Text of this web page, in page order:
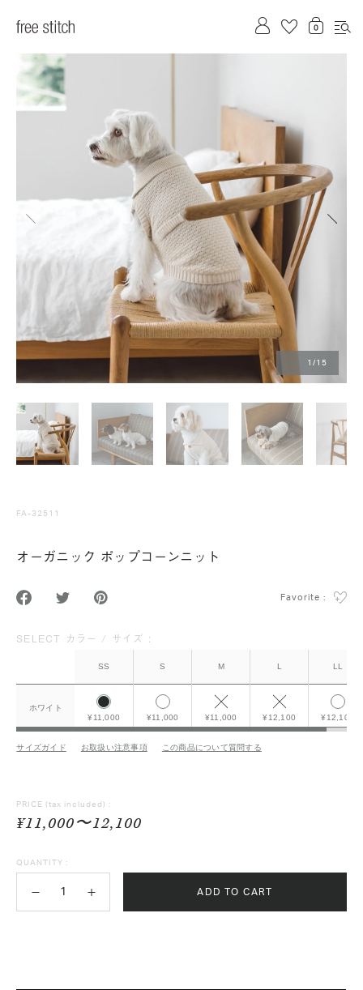
前へ 次へ
1/ 15
FA-32511
オーガニック ポップコーンニット
Favorite :
SELECT カラー / サイズ :
SS S M L LL
ホワイト
¥11,000
¥11,000 ¥11,000 ¥12,100 ¥12,100
サイズガイド お取扱い注意事項 この商品について質問する
PRICE (tax included) :
¥11,000〜12,100
QUANTITY :
ADD TO CART